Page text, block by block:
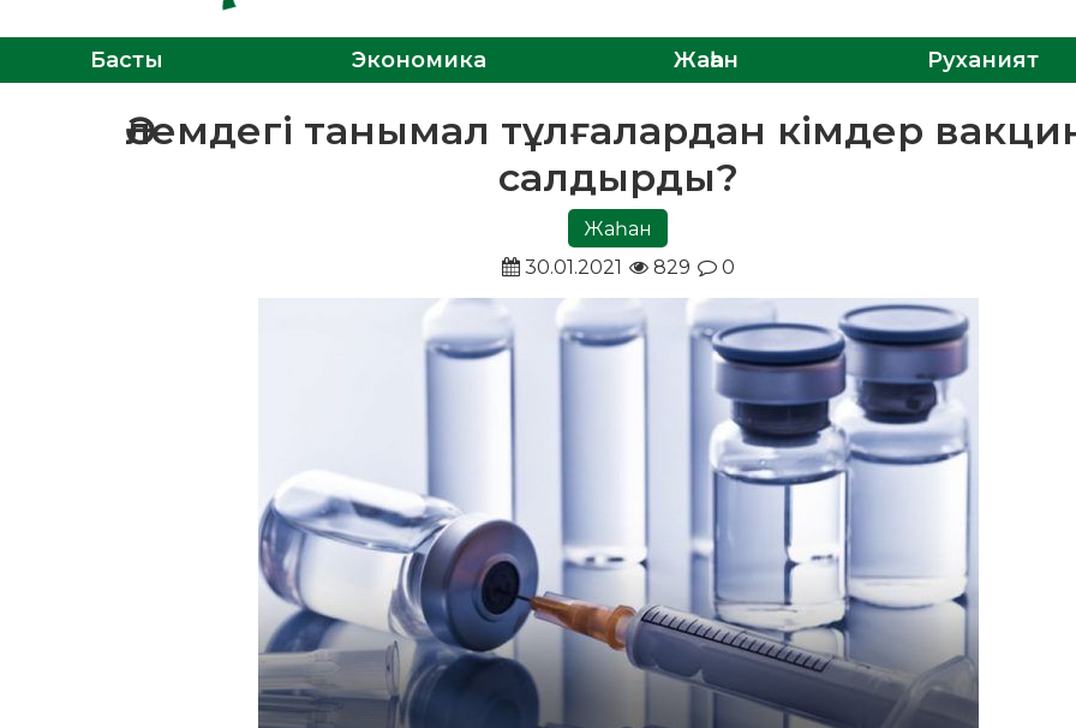
Басты Экономика Жаһан Руханият
Әлемдегі танымал тұлғалардан кімдер
салдырды?
Жаһан
30.01.2021
829 0